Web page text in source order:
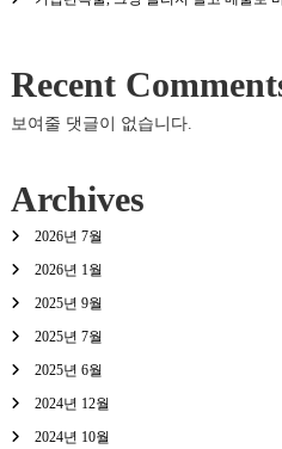
Recent
보여줄 댓글이 없습니다.
Archives
2026년 7월
2026년 1월
2025년 9월
2025년 7월
2025년 6월
2024년 12월
2024년 10월